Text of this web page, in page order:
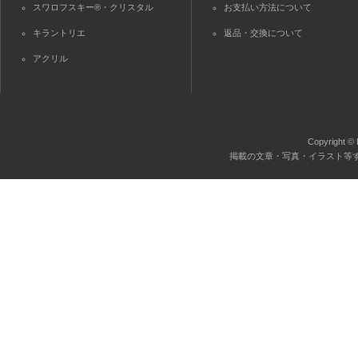
スワロフスキー®・クリスタル
キラントリエ
アクリル
お支払い方法について
返品・交換について
Copyright ©
掲載の文章・写真・イラスト等